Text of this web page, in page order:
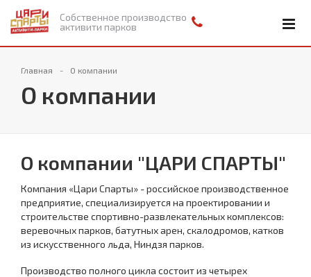
Собственное производство
активити парков
Главная О компании
О компании
О компании "ЦАРИ СПАРТЫ"
Компания «Цари Спарты» - российское производственное
предприятие, специализируется на проектировании и
строительстве спортивно-развлекательных комплексов:
веревочных парков, батутных арен, скалодромов, катков
из искусственного льда, Ниндзя парков.
Производство полного цикла состоит из четырех